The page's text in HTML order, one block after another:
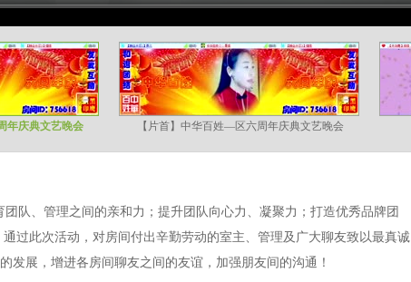
年庆典文艺晚会 【片首】中华百姓—区六周年庆典文艺晚会
队、管理之间的亲和力；提升团队向心力、凝聚力；打造优秀品牌团
过此次活动，对房间付出辛勤劳动的室主、管理及广大聊友致以最真诚
发展，增进各房间聊友之间的友谊，加强朋友间的沟通！